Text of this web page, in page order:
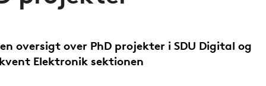
oversigt over PhD projekter i SDU Digital og
Elektronik sektionen